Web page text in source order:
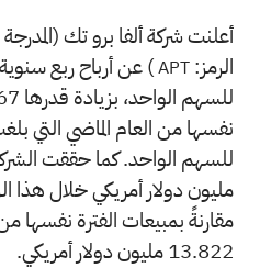
أعلنت شركة ألفا برو تك
الرمز: APT
مقارنةً بمبيعات الفترة نفسها
13.822 مليون دولار أمريكي.